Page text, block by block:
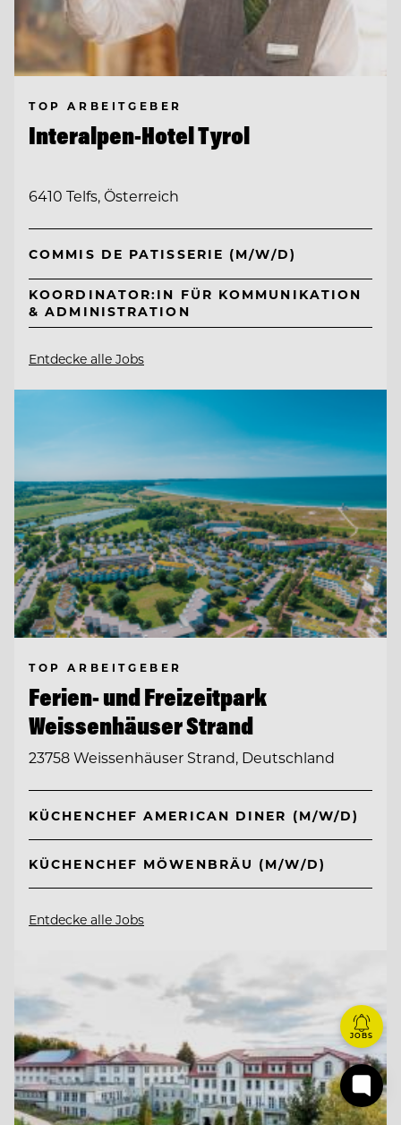
TOP ARBEITGEBER
Interalpen-Hotel Tyrol
6410 Telfs, Österreich
COMMIS DE PATISSERIE (M/W/D)
KOORDINATOR:IN FÜR KOMMUNIKATION
& ADMINISTRATION
Entdecke alle Jobs
TOP ARBEITGEBER
Ferien- und Freizeitpark
Weissenhäuser Strand
23758 Weissenhäuser Strand, Deutschland
KÜCHENCHEF AMERICAN DINER (M/W/D)
KÜCHENCHEF MÖWENBRÄU (M/W/D)
Entdecke alle Jobs
JOBS